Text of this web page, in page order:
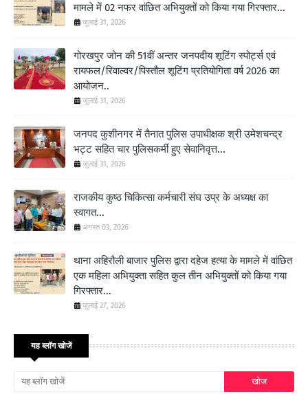
मामले में 02 नफर वांछित अभियुक्तों को किया गया गिरफ्तार...
जुलाई 31, 2026
गोरखपुर जोन की 51वीं अन्तर जनपदीय शूटिंग स्पोर्ट्स एवं
रायफल/रिवाल्वर/पिस्तौल शूटिंग प्रतियोगिता वर्ष 2026 का
आयोजन..
जुलाई 31, 2026
जनपद कुशीनगर में तैनात पुलिस उपाधीक्षक श्री उमेशचन्द्र
भट्ट सहित चार पुलिसकर्मी हुए सेवानिवृत्त...
जुलाई 31, 2026
राजकीय कुष्ठ चिकित्सा कर्मचारी संघ उप्र के अध्यक्ष का
स्वागत...
अगस्त 03, 2026
थाना अहिरौली बाजार पुलिस द्वारा दहेज हत्या के मामले में वांछित
एक महिला अभियुक्ता सहित कुल तीन अभियुक्तों को किया गया
गिरफ्तार...
जुलाई 27, 2026
यह ब्लॉग खोजें